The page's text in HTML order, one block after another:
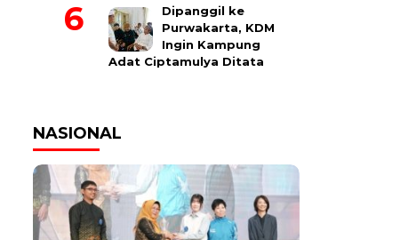
Dipanggil ke
Purwakarta, KDM
Ingin Kampung
Adat Ciptamulya Ditata
NASIONAL